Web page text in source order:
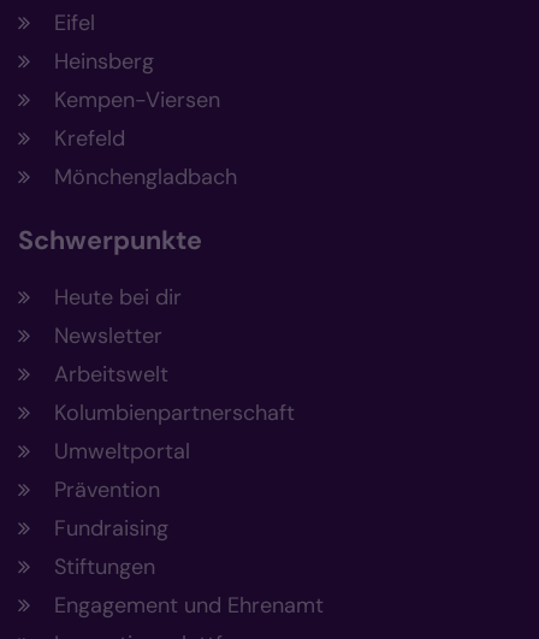
Eifel
Heinsberg
Kempen-Viersen
Krefeld
Mönchengladbach
Schwerpunkte
Heute bei dir
Newsletter
Arbeitswelt
Kolumbienpartnerschaft
Umweltportal
Prävention
Fundraising
Stiftungen
Engagement und Ehrenamt